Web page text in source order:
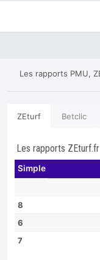
Les rapports PMU,
ZEturf Betclic
Les rapports ZEturf.fr
Simple
8
6
7